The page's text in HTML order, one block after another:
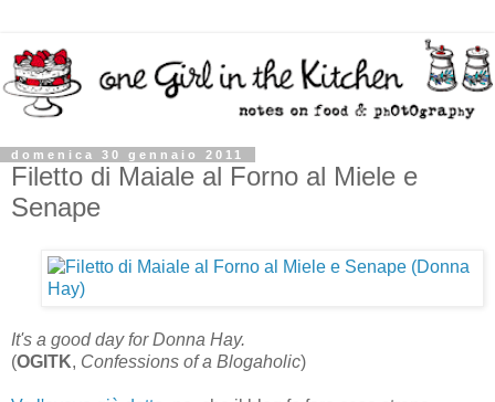
domenica 30 gennaio 2011
Filetto di Maiale al Forno al Miele e
Senape
It's a good day for Donna Hay.
(OGITK, Confessions of a Blogaholic)